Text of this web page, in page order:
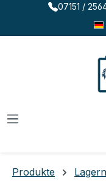
Zum Hauptinhalt
07151 /
Produkte Lagern